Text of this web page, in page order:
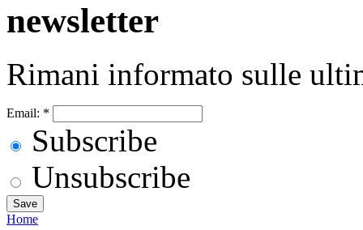
newsletter
Rimani informato sulle
Email: *
Subscribe
Unsubscribe
Home